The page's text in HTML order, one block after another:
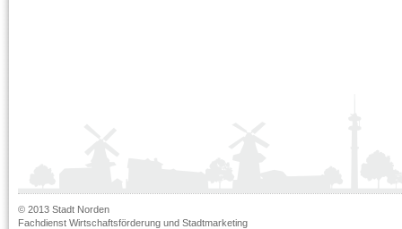
© 2013 Stadt Norden
Fachdienst Wirtschaftsförderung und Stadtmarketing